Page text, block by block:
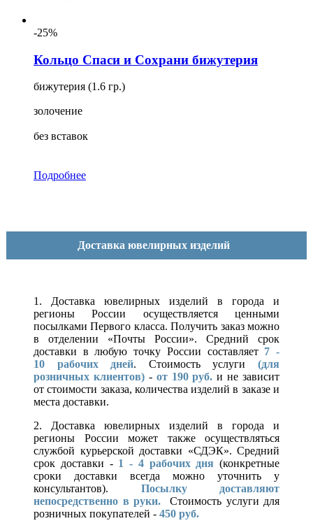
-25%
Кольцо Спаси и Сохрани бижутерия
бижутерия (1.6 гр.)
золочение
без вставок
Подробнее
Доставка ювелирных изделий
1. Доставка ювелирных изделий в города и
регионы России осуществляется ценными
посылками Первого класса. Получить заказ можно
в отделении «Почты России». Средний срок
доставки в любую точку России составляет 7 -
10 рабочих дней. Стоимость услуги(для
розничных клиентов)- от 190 руб. и не зависит
от стоимости заказа, количества изделий в заказе и
места доставки.
2. Доставка ювелирных изделий в города и
регионы России может также осуществляться
службой курьерской доставки «СДЭК». Средний
срок доставки - 1 - 4 рабочих дня (конкретные
сроки доставки всегда можно уточнить у
консультантов). Посылку доставляют
непосредственно в руки.
Стоимость услуги для
розничных покупателей - 450 руб.